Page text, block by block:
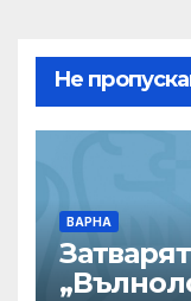
Не
ВАРНА